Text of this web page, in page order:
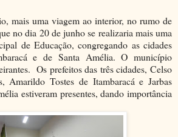
mais uma viagem ao interior, no rumo de
no dia 20 de junho se realizaria mais uma
de Educação, congregando as cidades
e de Santa Amélia. O município
Os prefeitos das três cidades, Celso
Amarildo Tostes de Itambaracá e Jarbas
estiveram presentes, dando importância